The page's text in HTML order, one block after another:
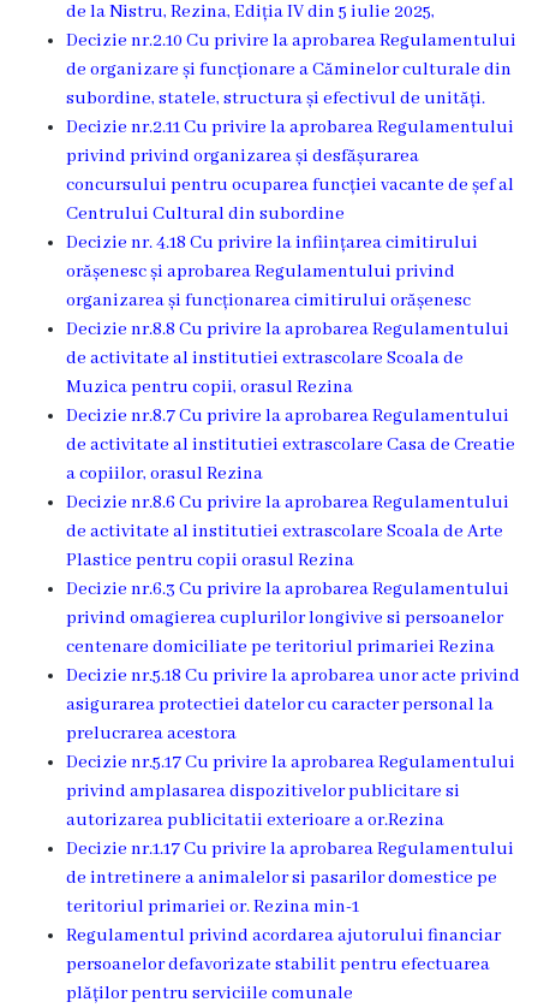
Plăți
salariale
încasate
Întreprinderi
subordonate
Grădinița
nr.1
,,Leagănul
copilăriei”
Grădinița
nr.2
,,Andrieș”
Grădinița
nr.5
,,Bucuria”
Grădinița
nr.6
,,Cocoșelul
de
Aur”
de la Nistru, Rezina, Ediția IV din 5 iulie 2025,
Decizie nr.2.10 Cu privire la aprobarea Regulamentului
de organizare și funcționare a Căminelor culturale din
subordine, statele, structura și efectivul de unități.
Decizie nr.2.11 Cu privire la aprobarea Regulamentului
privind privind organizarea și desfășurarea
concursului pentru ocuparea funcției vacante de șef al
Centrului Cultural din subordine
Decizie nr. 4.18 Cu privire la inființarea cimitirului
orășenesc și aprobarea Regulamentului privind
organizarea și funcționarea cimitirului orășenesc
Decizie nr.8.8 Cu privire la aprobarea Regulamentului
de activitate al institutiei extrascolare Scoala de
Muzica pentru copii, orasul Rezina
Decizie nr.8.7 Cu privire la aprobarea Regulamentului
de activitate al institutiei extrascolare Casa de Creatie
a copiilor, orasul Rezina
Decizie nr.8.6 Cu privire la aprobarea Regulamentului
de activitate al institutiei extrascolare Scoala de Arte
Plastice pentru copii orasul Rezina
Decizie nr.6.3 Cu privire la aprobarea Regulamentului
privind omagierea cuplurilor longivive si persoanelor
centenare domiciliate pe teritoriul primariei Rezina
Decizie nr.5.18 Cu privire la aprobarea unor acte privind
asigurarea protectiei datelor cu caracter personal la
prelucrarea acestora
Decizie nr.5.17 Cu privire la aprobarea Regulamentului
privind amplasarea dispozitivelor publicitare si
autorizarea publicitatii exterioare a or.Rezina
Decizie nr.1.17 Cu privire la aprobarea Regulamentului
de intretinere a animalelor si pasarilor domestice pe
teritoriul primariei or. Rezina min-1
Regulamentul privind acordarea ajutorului financiar
persoanelor defavorizate stabilit pentru efectuarea
plăților pentru serviciile comunale